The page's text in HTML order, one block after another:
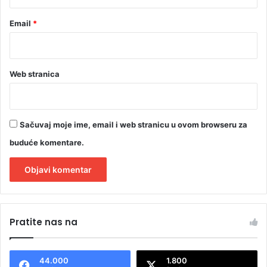
Email *
Web stranica
Sačuvaj moje ime, email i web stranicu u ovom browseru za
buduće komentare.
tPratite nas na
44.000 1.800